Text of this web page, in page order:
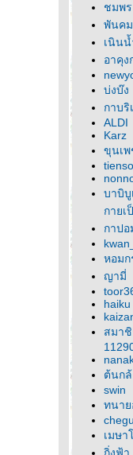
ชมพร
พันคม
เนิน
อาคุง
บ่งบ๊ง
กาบริ
ALDI
Karz
ขุนเ
บาบิบู
กายเ
กาป
หอมก
ญามี่
haiku
สมา
ต้นก
swin
ทนา
เมษ